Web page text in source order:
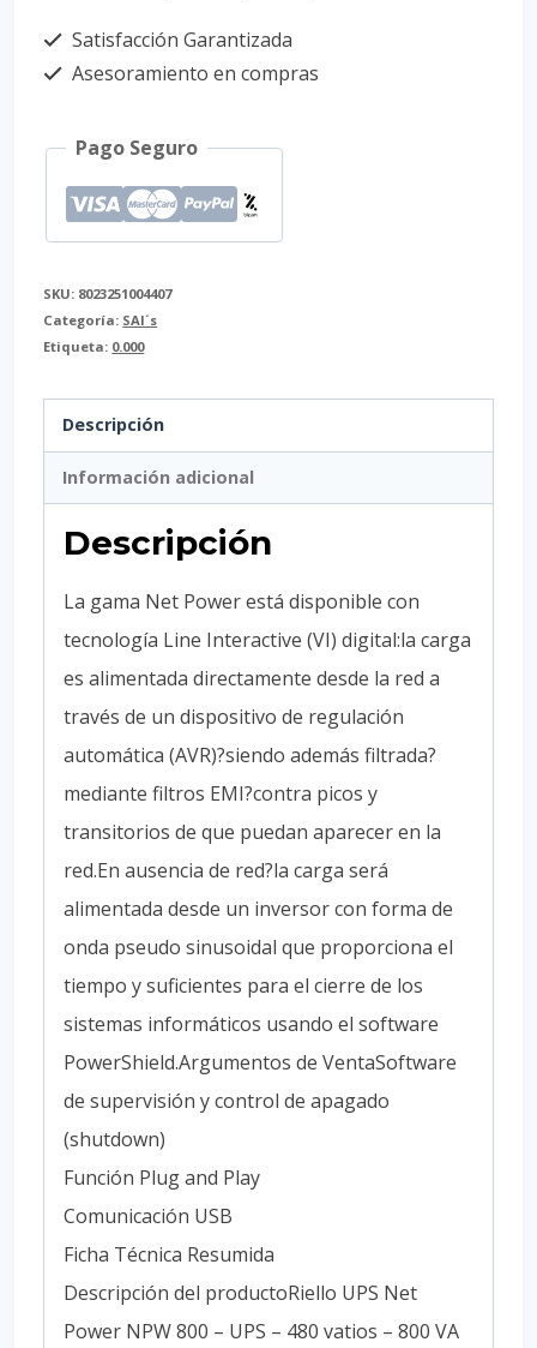
Satisfacción Garantizada
Asesoramiento en compras
Pago Seguro
SKU: 8023251004407
Categoría: SAI´s
Etiqueta: 0.000
Descripción
Información adicional
Descripción
La gama Net Power está disponible con
tecnología Line Interactive (VI) digital:la carga
es alimentada directamente desde la red a
través de un dispositivo de regulación
automática (AVR)?siendo además filtrada?
mediante filtros EMI?contra picos y
transitorios de que puedan aparecer en la
red.En ausencia de red?la carga será
alimentada desde un inversor con forma de
onda pseudo sinusoidal que proporciona el
tiempo y suficientes para el cierre de los
sistemas informáticos usando el software
PowerShield.Argumentos de VentaSoftware
de supervisión y control de apagado
(shutdown)
Función Plug and Play
Comunicación USB
Ficha Técnica Resumida
Descripción del productoRiello UPS Net
Power NPW 800 – UPS – 480 vatios – 800 VA